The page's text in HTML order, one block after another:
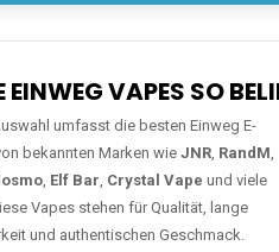
VAPES SO
umfasst die besten Einweg E-
bekannten Marken wie JNR, RandM,
, Elf Bar, Crystal Vape und viele
Vapes stehen für Qualität, lange
und authentischen Geschmack.